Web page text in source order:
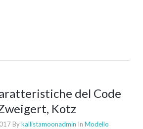
del Code
Kotz
Bykallistamoonadmin In Modello